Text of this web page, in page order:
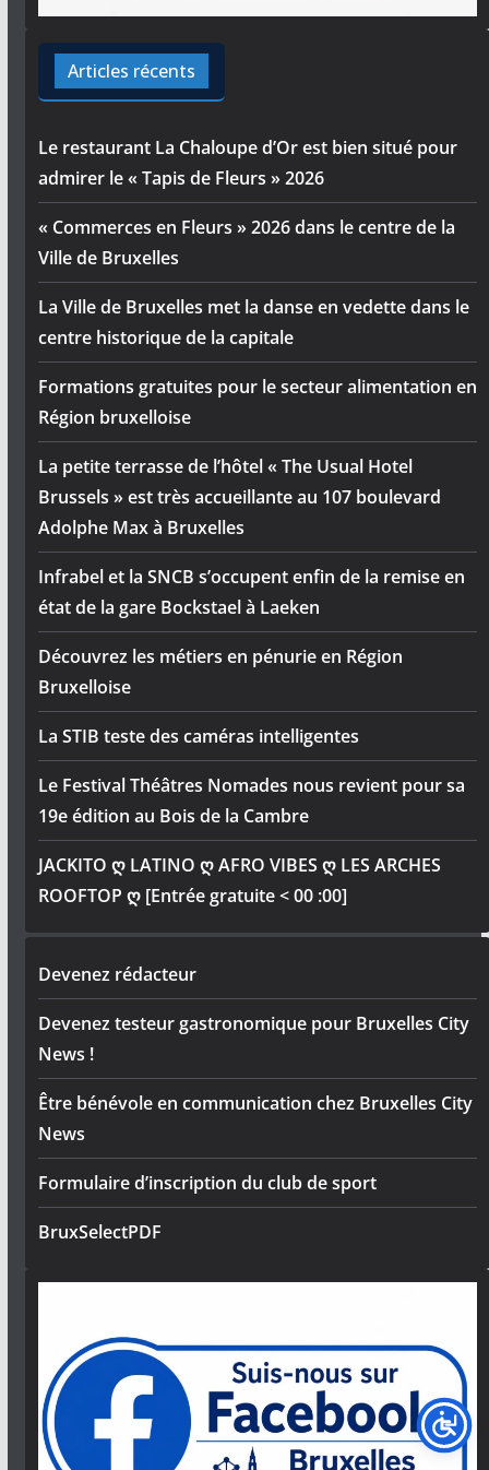
Articles récents
Le restaurant La Chaloupe d’Or est bien situé pour
admirer le « Tapis de Fleurs » 2026
« Commerces en Fleurs » 2026 dans le centre de la
Ville de Bruxelles
La Ville de Bruxelles met la danse en vedette dans le
centre historique de la capitale
Formations gratuites pour le secteur alimentation en
Région bruxelloise
La petite terrasse de l’hôtel « The Usual Hotel
Brussels » est très accueillante au 107 boulevard
Adolphe Max à Bruxelles
Infrabel et la SNCB s’occupent enfin de la remise en
état de la gare Bockstael à Laeken
Découvrez les métiers en pénurie en Région
Bruxelloise
La STIB teste des caméras intelligentes
Le Festival Théâtres Nomades nous revient pour sa
19e édition au Bois de la Cambre
JACKITO ღ LATINO ღ AFRO VIBES ღ LES ARCHES
ROOFTOP ღ [Entrée gratuite < 00 :00]
Devenez rédacteur
Devenez testeur gastronomique pour Bruxelles City
News !
Être bénévole en communication chez Bruxelles City
News
Formulaire d’inscription du club de sport
BruxSelectPDF